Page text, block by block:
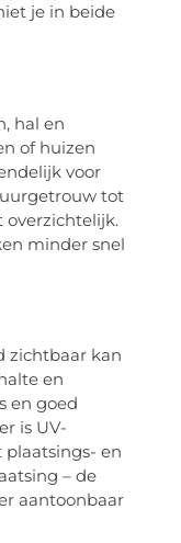
je in beide
hal en
of huizen
voor
tot
overzichtelijk.
minder snel
zichtbaar kan
en
en goed
is UV-
en
– de
aantoonbaar